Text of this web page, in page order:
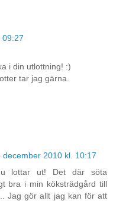
09:27
i din utlottning! :)
tar jag gärna.
december 2010 kl. 10:17
lottar ut! Det där söta
bra i min köksträdgård till
Jag gör allt jag kan för att